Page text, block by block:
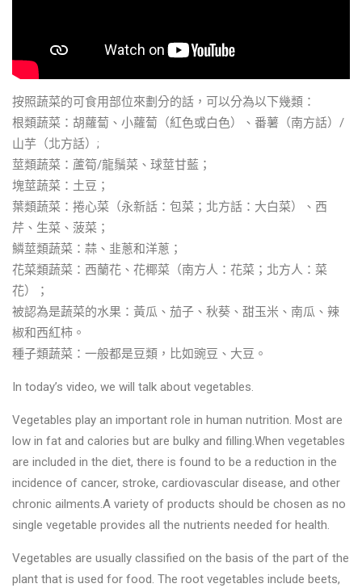
按照蔬菜的可食用部位來劃分的話，可以分為以下幾類：
根類蔬菜：胡蘿蔔、小蘿蔔（紅色或白色）、番薯（南方話）/
山芋（北方話）;
莖類蔬菜：蘆筍/龍鬚菜、球莖甘藍；
塊莖蔬菜：土豆；
葉類蔬菜：捲心菜（永新話：包菜；北方話：大白菜）、西
芹、生菜、菠菜；
鱗莖類蔬菜：蒜、韭蔥和洋蔥；
花菜類蔬菜：西蘭花、花椰菜（南方人：花菜；北方人：菜
花）；
被認為是蔬菜的水果：黃瓜、茄子、秋葵、甜玉米、南瓜、辣
椒和西紅柿。
種子類蔬菜：一般都是豆類，比如豌豆、大豆。
In today’s video, we will talk about vegetables.
Vegetables play an important role in human nutrition. Most are
low in fat and calories but are bulky and filling.When vegetables
are included in the diet, there is found to be a reduction in the
incidence of cancer, stroke, cardiovascular disease, and other
chronic ailments.A variety of products should be chosen as no
single vegetable provides all the nutrients needed for health.
Vegetables are usually classified on the basis of the part of the
plant that is used for food. The root vegetables include beets,